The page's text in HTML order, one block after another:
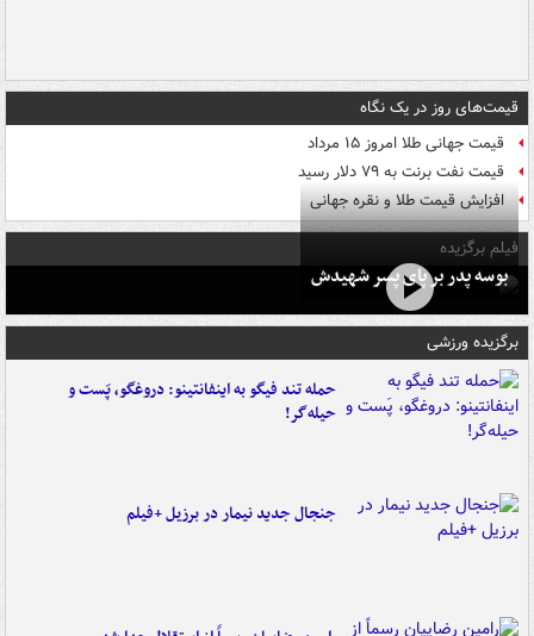
قیمت‌های روز در یک نگاه
قیمت جهانی طلا امروز ۱۵ مرداد
قیمت نفت برنت به ۷۹ دلار رسید
افزایش قیمت طلا و نقره جهانی
فیلم برگزیده
بوسه‌ پدر بر پای پسر شهیدش
برگزیده ورزشی
حمله تند فیگو به اینفانتینو: دروغگو، پَست‌ و
حیله‌گر!
جنجال جدید نیمار در برزیل +فیلم